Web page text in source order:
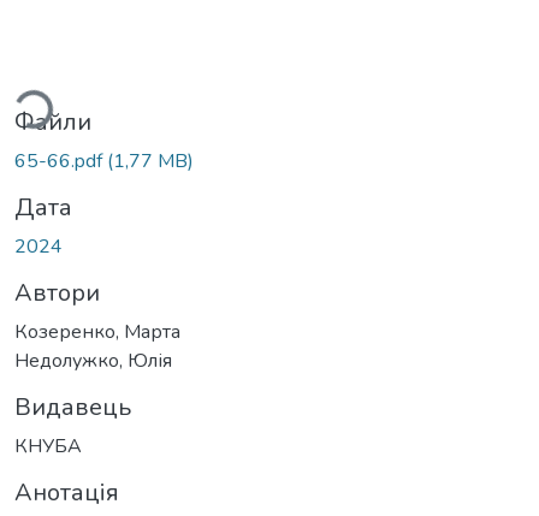
Файли
65-66.pdf(1,77 MB)
Дата
2024
Автори
Козеренко, Марта
Недолужко, Юлія
Видавець
КНУБА
Анотація